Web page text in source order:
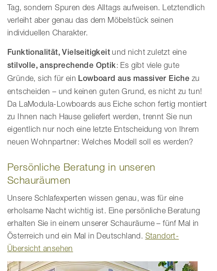
Tag, sondern Spuren des Alltags aufweisen. Letztendlich
verleiht aber genau das dem Möbelstück seinen
individuellen Charakter.
Funktionalität, Vielseitigkeit und nicht zuletzt eine
stilvolle, ansprechende Optik: Es gibt viele gute
Gründe, sich für ein Lowboard aus massiver Eiche zu
entscheiden – und keinen guten Grund, es nicht zu tun!
Da LaModula-Lowboards aus Eiche schon fertig montiert
zu Ihnen nach Hause geliefert werden, trennt Sie nun
eigentlich nur noch eine letzte Entscheidung von Ihrem
neuen Wohnpartner: Welches Modell soll es werden?
Persönliche Beratung in unseren
Schauräumen
Unsere Schlafexperten wissen genau, was für eine
erholsame Nacht wichtig ist. Eine persönliche Beratung
erhalten Sie in einem unserer Schauräume – fünf Mal in
Österreich und ein Mal in Deutschland. Standort-
Übersicht ansehen